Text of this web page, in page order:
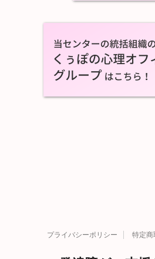
プライバシーポリシー 特定商